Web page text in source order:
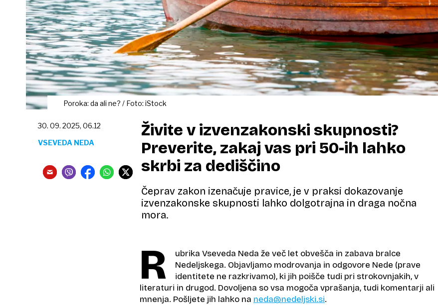
Poroka: da ali ne? / Foto: iStock
Živite v izvenzakonski skupnosti?
Preverite, zakaj vas pri 50-ih lahko
skrbi za dediščino
Čeprav zakon izenačuje pravice, je v praksi dokazovanje
izvenzakonske skupnosti lahko dolgotrajna in draga nočna
mora.
30. 09. 2025, 06.12
VSEVEDA NEDA
R
ubrika Vseveda Neda že več let obvešča in zabava bralce
Nedeljskega. Objavljamo modrovanja in odgovore Nede (prave
identitete ne razkrivamo), ki jih poišče tudi pri strokovnjakih, v
literaturi in drugod. Dovoljena so vsa mogoča vprašanja, tudi komentarji ali
mnenja. Pošljete jih lahko na neda@nedeljski.si.